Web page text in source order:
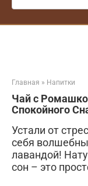
Главная » Напитки
Чай с
Спокойного
Устали от
себя
лавандой!
сон – это